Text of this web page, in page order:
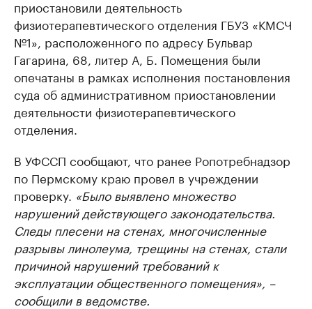
приостановили деятельность
физиотерапевтического отделения ГБУЗ «КМСЧ
№1», расположенного по адресу Бульвар
Гагарина, 68, литер А, Б. Помещения были
опечатаны в рамках исполнения постановления
суда об административном приостановлении
деятельности физиотерапевтического
отделения.
В УФССП сообщают, что ранее Ропотребнадзор
по Пермскому краю провел в учреждении
проверку. «Было выявлено множество
нарушений действующего законодательства.
Следы плесени на стенах, многочисленные
разрывы линолеума, трещины на стенах, стали
причиной нарушений требований к
эксплуатации общественного помещения», –
сообщили в ведомстве.